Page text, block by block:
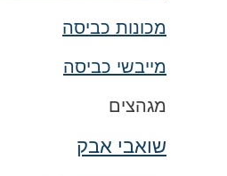
מכונות כביסה
מייבשי כביסה
מגהצים
שואבי אבק